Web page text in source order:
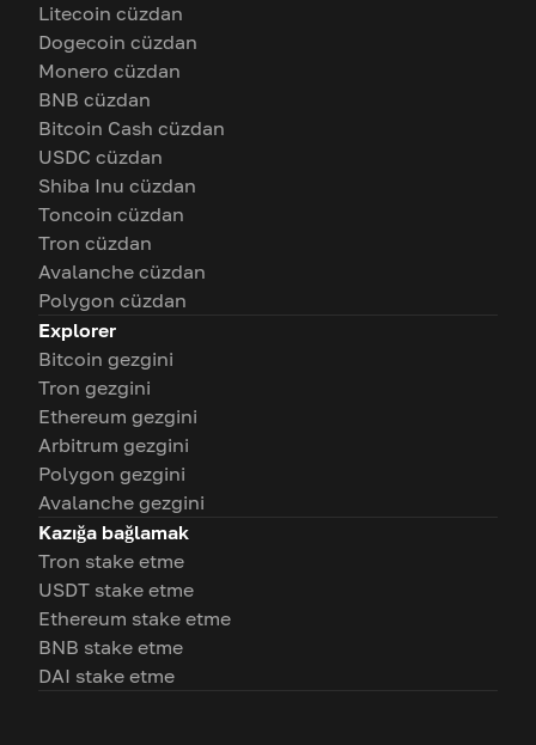
Litecoin cüzdan
Dogecoin cüzdan
Monero cüzdan
BNB cüzdan
Bitcoin Cash cüzdan
USDC cüzdan
Shiba Inu cüzdan
Toncoin cüzdan
Tron cüzdan
Avalanche cüzdan
Polygon cüzdan
Explorer
Bitcoin gezgini
Tron gezgini
Ethereum gezgini
Arbitrum gezgini
Polygon gezgini
Avalanche gezgini
Kazığa bağlamak
Tron stake etme
USDT stake etme
Ethereum stake etme
BNB stake etme
DAI stake etme